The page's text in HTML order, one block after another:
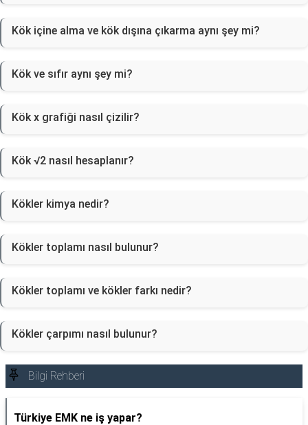
Kök içine alma ve kök dışına çıkarma aynı şey mi?
Kök ve sıfır aynı şey mi?
Kök x grafiği nasıl çizilir?
Kök √2 nasıl hesaplanır?
Kökler kimya nedir?
Kökler toplamı nasıl bulunur?
Kökler toplamı ve kökler farkı nedir?
Kökler çarpımı nasıl bulunur?
Bilgi Rehberi
Türkiye EMK ne iş yapar?